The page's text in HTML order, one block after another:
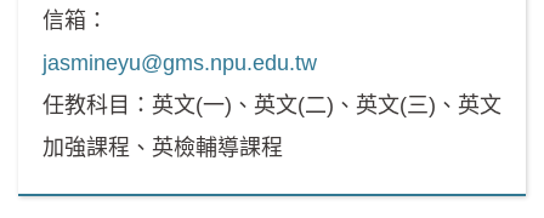
信箱：
jasmineyu@gms.npu.edu.tw
任教科目：英文(一)、英文(二)、英文(三)、英文
加強課程、英檢輔導課程